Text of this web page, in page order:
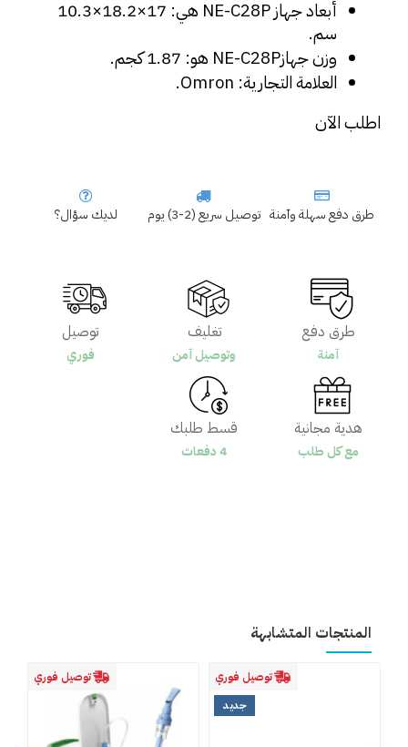
طرق دفع سهلة وآمنة توصيل سريع (2-3) يوم لديك سؤال؟
سم.
وزن جهازNE-C28P هو: 1.87 كجم.
العلامة التجارية: Omron.
اطلب الآن
طرق دفع
آمنة
تغليف
وتوصيل آمن
توصيل
فوري
هدية مجانية
مع كل طلب
قسط طلبك
4 دفعات
المنتجات المتشابهة
جديد
توصيل فوري توصيل فوري